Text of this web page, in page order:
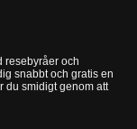
resebyråer och
snabbt och gratis en
du smidigt genom att